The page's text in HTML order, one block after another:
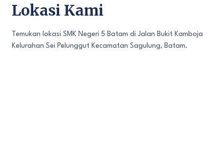
Lokasi Kami
Temukan lokasi SMK Negeri 5 Batam di Jalan Bukit Kamboja
Kelurahan Sei Pelunggut Kecamatan Sagulung, Batam.